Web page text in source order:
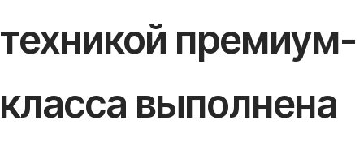
техникой премиум-
класса выполнена